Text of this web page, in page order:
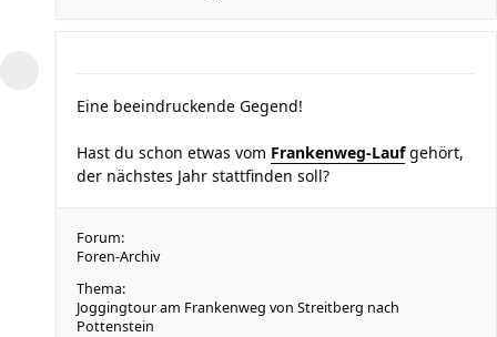
Eine beeindruckende Gegend!
Hast du schon etwas vom Frankenweg-Laufgehört,
der nächstes Jahr stattfinden soll?
Forum:
Foren-Archiv
Thema:
Joggingtour am Frankenweg von Streitberg nach
Pottenstein